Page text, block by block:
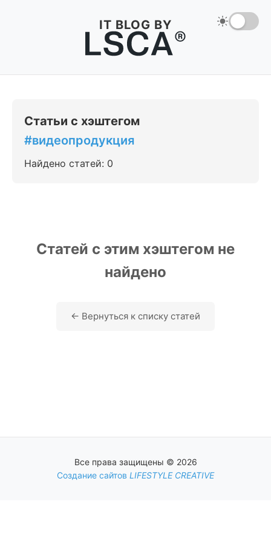
IT BLOG BY
Статьи с хэштегом
#видеопродукция
Найдено статей: 0
Статей с этим хэштегом не
найдено
← Вернуться к списку статей
Все права защищены © 2026
Создание сайтов LIFESTYLE CREATIVE